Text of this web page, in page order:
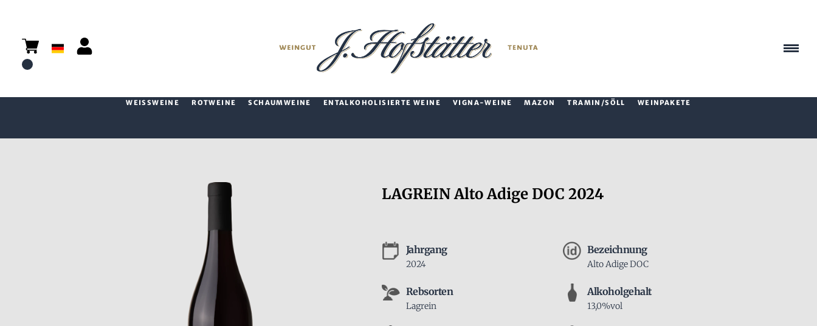
WEISSWEINE ROTWEINE SCHAUMWEINE ENTALKOHOLISIERTE WEINE VIGNA-WEINE MAZON TRAMIN/SÖLL WEINPAKETE
LAGREIN Alto Adige DOC 2024
Jahrgang
2024
Bezeichnung
Alto Adige DOC
Rebsorten
Lagrein
Alkoholgehalt
13,0%vol